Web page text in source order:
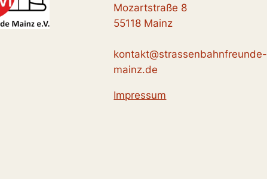
Mozartstraße 8
55118 Mainz
kontakt@strassenbahnfreunde-
mainz.de
Impressum